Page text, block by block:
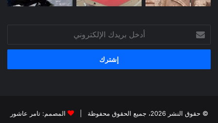
بريدك
الإلكتروني
© حقوق النشر 2026، جميع الحقوق محفوظة | المصمم: تامر عاشور